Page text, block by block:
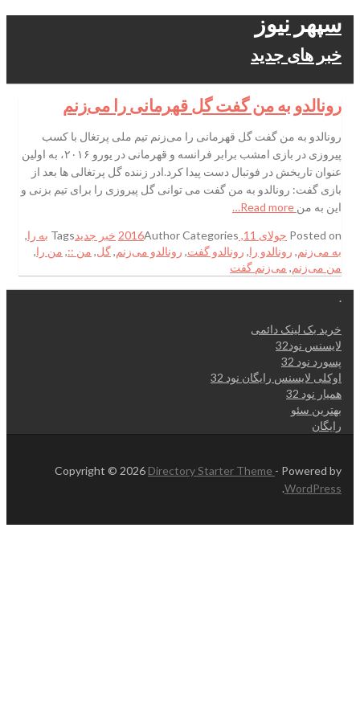
سپهر نیوز
خبر های جدید
رونالدو به من گفت گل قهرمانی را می‌زنم
رونالدو به من گفت گل قهرمانی را می‌زنم تیم ملی پرتغال با کسب
پیروزی در بازی امشب برابر فرانسه و قهرمانی در یورو ۲۰۱۶، به اولین
عنوان تاریخش در فوتبال دست پیدا کرد.ادر زننده گل پرتغالی ها بعد از
بازی گفت: رونالدو به من گفت می توانی گل پیروزی را برای تیم بزنی و
این به من
Posted on جولای 11, 2016 AuthorCategories خبر جدیدTags به را,
به می‌زنم, رونالدو را, رونالدو گفت, رونالدو می‌زنم,گل, من ::, من را,
من می‌زنم, می‌زنم گفت
.
خرید بک لینک دائمی
لایسنس نود32
پسورد نود 32
اوکلی لایسنس رایگان نود 32
همیار نود 32
بهترین سئو
رایگان
Copyright © 2026 Directory Starter Theme - Powered by
WordPress
.